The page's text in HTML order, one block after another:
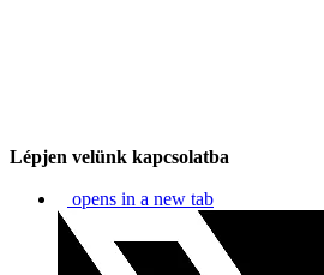
Lépjen velünk kapcsolatba
opens in a new tab